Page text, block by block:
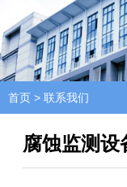
首页 > 联系我们
腐蚀监测设